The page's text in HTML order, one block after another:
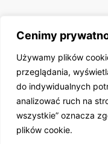
Cenimy
Używamy plików
przeglądania,
do indywidualnych
analizować ruch na
wszystkie” oznacza
plików cookie.